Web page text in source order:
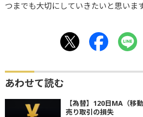
つまでも大切にしていきたいと思います
あわせて読む
【為替】120日MA（移
売り取引の損失